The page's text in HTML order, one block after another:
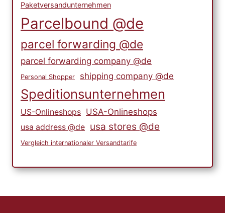
Paketversandunternehmen
Parcelbound @de
parcel forwarding @de
parcel forwarding company @de
Personal Shopper shipping company @de
Speditionsunternehmen
US-Onlineshops USA-Onlineshops
usa address @de usa stores @de
Vergleich internationaler Versandtarife